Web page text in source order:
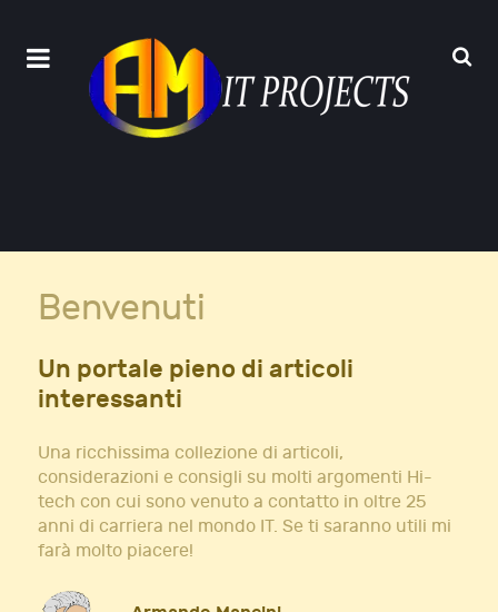
Benvenuti
Un portale pieno di articoli
interessanti
Una ricchissima collezione di articoli,
considerazioni e consigli su molti argomenti Hi-
tech con cui sono venuto a contatto in oltre 25
anni di carriera nel mondo IT. Se ti saranno utili mi
farà molto piacere!